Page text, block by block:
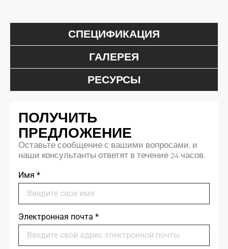
СПЕЦИФИКАЦИЯ
ГАЛЕРЕЯ
РЕСУРСЫ
ПОЛУЧИТЬ
ПРЕДЛОЖЕНИЕ
Оставьте сообщение с вашими вопросами, и
наши консультанты ответят в течение 24 часов.
Имя *
Электронная почта *